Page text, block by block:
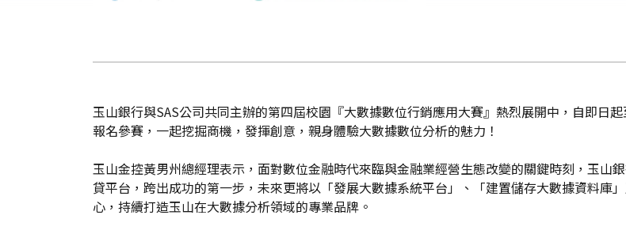
玉山銀行與SAS公司共同主辦的第四屆校園『大數據數位行銷應用大賽』熱烈展開中，自即日
報名參賽，一起挖掘商機，發揮創意，親身體驗大數據數位分析的魅力！
玉山金控黃男州總經理表示，面對數位金融時代來臨與金融業經營生態改變的關鍵時刻，玉山
貸平台，跨出成功的第一步，未來更將以「發展大數據系統平台」、「建置儲存大數據資料庫
心，持續打造玉山在大數據分析領域的專業品牌。